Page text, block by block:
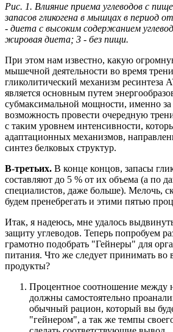
Рис. 1. Влияние приема углеводов с
запасов гликогена в мышцах в период
- диета с высоким содержанием
жировая диета; 3 - без пищи.
При этом нам известно, какую
мышечной деятельности во время
гликолитический механизм
является основным путем
субмаксимальной мощности, именно
возможность провести очередную
с таким уровнем интенсивности,
адаптационных механизмов,
синтез белковых структур.
В-третьих. В конце концов, запасы
составляют до 5 % от их объема (а по
специалистов, даже больше). Мелочь,
будем пренебрегать и этими пятью
Итак, я надеюсь, мне удалось
защиту углеводов. Теперь попробуем
грамотно подобрать "Гейнеры" для
питания. Что же следует принимать во
продукты?
Процентное соотношение между
должны самостоятельно
обычный рацион, который вы
"гейнером", а так же темпы